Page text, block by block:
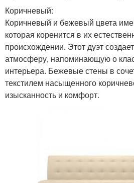
Коричневый:
Коричневый и бежевый цвета
которая коренится в их
происхождении. Этот дуэт
атмосферу, напоминающую о
интерьера. Бежевые стены в
текстилем насыщенного
изысканность и комфорт.